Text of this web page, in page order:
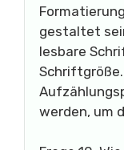
gestaltet
lesbare
werden, um